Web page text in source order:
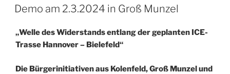
AM
Demo am 2.3.2024 in Groß Munzel
„Welle des Widerstands entlang der geplanten ICE-
Trasse Hannover – Bielefeld“
Die Bürgerinitiativen aus Kolenfeld, Groß Munzel und